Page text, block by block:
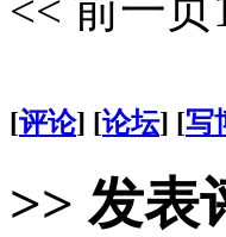
[评论] [论坛] [写
>> 发表